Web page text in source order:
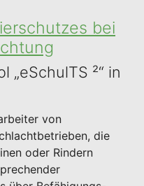
bei
„eSchulTS ²“ in
von
die
oder Rindern